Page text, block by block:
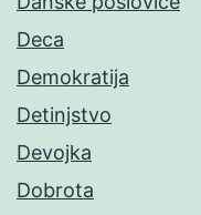
Deca
Demokratija
Detinjstvo
Devojka
Dobrota